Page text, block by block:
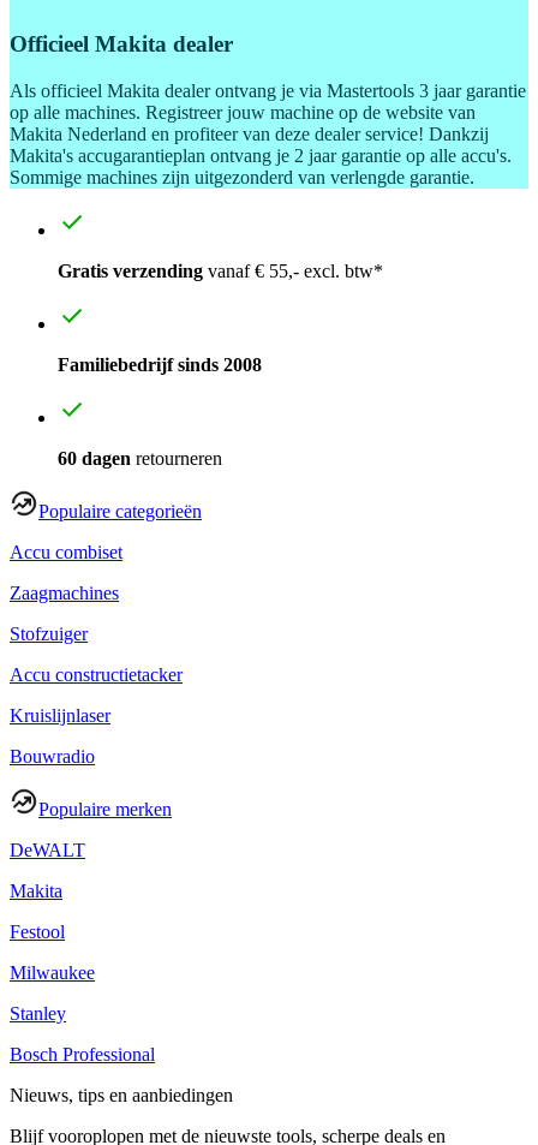
Officieel Makita dealer
Als officieel Makita dealer ontvang je via Mastertools 3 jaar garantie
op alle machines. Registreer jouw machine op de website van
Makita Nederland en profiteer van deze dealer service! Dankzij
Makita's accugarantieplan ontvang je 2 jaar garantie op alle accu's.
Sommige machines zijn uitgezonderd van verlengde garantie.
Gratis verzending vanaf € 55,- excl. btw*
Familiebedrijf sinds 2008
60 dagen retourneren
Populaire categorieën
Accu combiset
Zaagmachines
Stofzuiger
Accu constructietacker
Kruislijnlaser
Bouwradio
Populaire merken
DeWALT
Makita
Festool
Milwaukee
Stanley
Bosch Professional
Nieuws, tips en aanbiedingen
Blijf vooroplopen met de nieuwste tools, scherpe deals en